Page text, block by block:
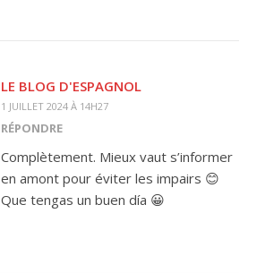
LE BLOG D'ESPAGNOL
1 JUILLET 2024 À 14H27
RÉPONDRE
Complètement. Mieux vaut s’informer
en amont pour éviter les impairs 😊
Que tengas un buen día 😀